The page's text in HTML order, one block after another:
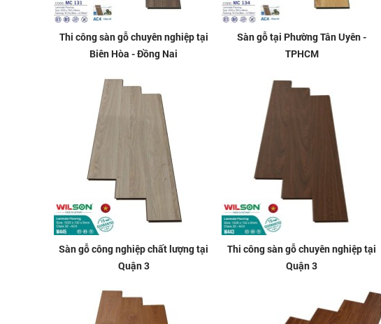
Thi công sàn gỗ chuyên nghiệp tại
Biên Hòa - Đồng Nai
Sàn gỗ tại Phường Tân Uyên -
TPHCM
Sàn gỗ công nghiệp chất lượng tại
Quận 3
Thi công sàn gỗ chuyên nghiệp tại
Quận 3